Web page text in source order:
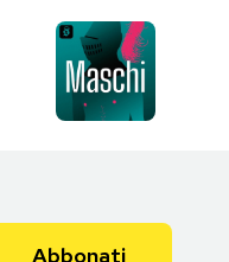
Abbonati